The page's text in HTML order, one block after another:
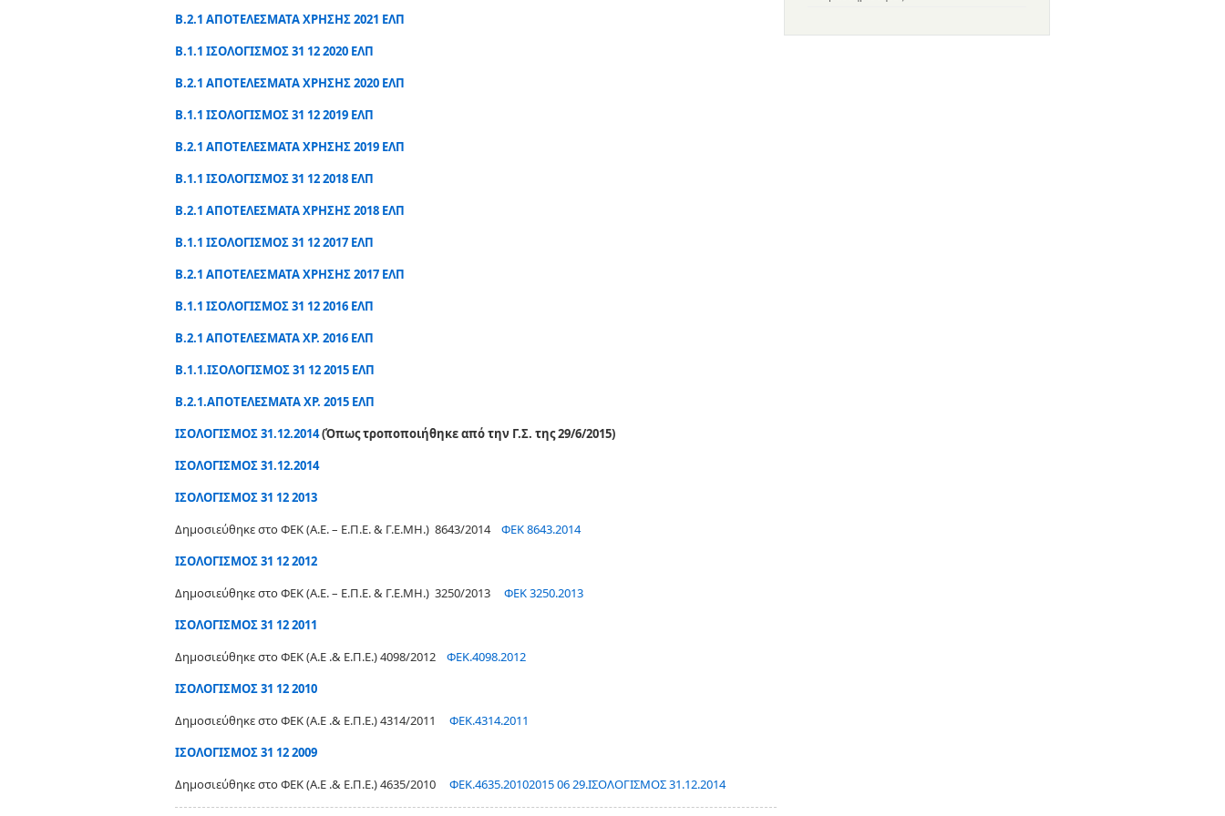
Β.2.1 ΑΠΟΤΕΛΕΣΜΑΤΑ ΧΡΗΣΗΣ 2021 ΕΛΠ
Β.1.1 ΙΣΟΛΟΓΙΣΜΟΣ 31 12 2020 ΕΛΠ
Β.2.1 ΑΠΟΤΕΛΕΣΜΑΤΑ ΧΡΗΣΗΣ 2020 ΕΛΠ
Β.1.1 ΙΣΟΛΟΓΙΣΜΟΣ 31 12 2019 ΕΛΠ
Β.2.1 ΑΠΟΤΕΛΕΣΜΑΤΑ ΧΡΗΣΗΣ 2019 ΕΛΠ
Β.1.1 ΙΣΟΛΟΓΙΣΜΟΣ 31 12 2018 ΕΛΠ
Β.2.1 ΑΠΟΤΕΛΕΣΜΑΤΑ ΧΡΗΣΗΣ 2018 ΕΛΠ
Β.1.1 ΙΣΟΛΟΓΙΣΜΟΣ 31 12 2017 ΕΛΠ
Β.2.1 ΑΠΟΤΕΛΕΣΜΑΤΑ ΧΡΗΣΗΣ 2017 ΕΛΠ
Β.1.1 ΙΣΟΛΟΓΙΣΜΟΣ 31 12 2016 ΕΛΠ
Β.2.1 ΑΠΟΤΕΛΕΣΜΑΤΑ ΧΡ. 2016 ΕΛΠ
Β.1.1.ΙΣΟΛΟΓΙΣΜΟΣ 31 12 2015 ΕΛΠ
Β.2.1.ΑΠΟΤΕΛΕΣΜΑΤΑ ΧΡ. 2015 ΕΛΠ
ΙΣΟΛΟΓΙΣΜΟΣ 31.12.2014(Όπως τροποποιήθηκε από την Γ.Σ. της 29/6/2015)
ΙΣΟΛΟΓΙΣΜΟΣ 31.12.2014
ΙΣΟΛΟΓΙΣΜΟΣ 31 12 2013
Δημοσιεύθηκε στο ΦΕΚ (Α.Ε. – Ε.Π.Ε. & Γ.Ε.ΜΗ.) 8643/2014 ΦΕΚ 8643.2014
ΙΣΟΛΟΓΙΣΜΟΣ 31 12 2012
Δημοσιεύθηκε στο ΦΕΚ (Α.Ε. – Ε.Π.Ε. & Γ.Ε.ΜΗ.) 3250/2013 ΦΕΚ 3250.2013
ΙΣΟΛΟΓΙΣΜΟΣ 31 12 2011
Δημοσιεύθηκε στο ΦΕΚ (Α.Ε .& Ε.Π.Ε.) 4098/2012 ΦΕΚ.4098.2012
ΙΣΟΛΟΓΙΣΜΟΣ 31 12 2010
Δημοσιεύθηκε στο ΦΕΚ (Α.Ε .& Ε.Π.Ε.) 4314/2011 ΦΕΚ.4314.2011
ΙΣΟΛΟΓΙΣΜΟΣ 31 12 2009
Δημοσιεύθηκε στο ΦΕΚ (Α.Ε .& Ε.Π.Ε.) 4635/2010 ΦΕΚ.4635.20102015 06 29.ΙΣΟΛΟΓΙΣΜΟΣ 31.12.2014